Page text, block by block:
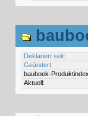
Deklariert seit:
Geändert:
baubook-
Aktuell: